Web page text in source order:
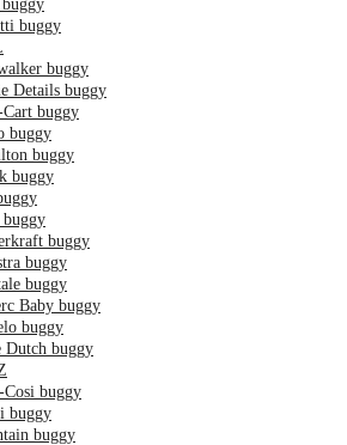
buggy
buggy
Details buggy
buggy
buggy
buggy
buggy
buggy
buggy
buggy
buggy
Baby buggy
buggy
buggy
buggy
buggy
buggy